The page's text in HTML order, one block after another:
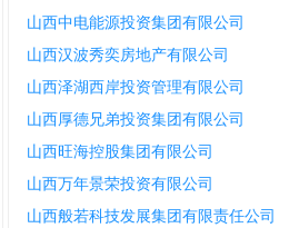
山西中电能源投资集团有限公司
山西汉波秀奕房地产有限公司
山西泽湖西岸投资管理有限公司
山西厚德兄弟投资集团有限公司
山西旺海控股集团有限公司
山西万年景荣投资有限公司
山西般若科技发展集团有限责任公司